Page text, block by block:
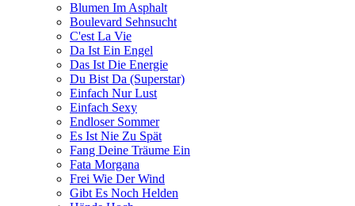
Blumen Im Asphalt
Boulevard Sehnsucht
C'est La Vie
Da Ist Ein Engel
Das Ist Die Energie
Du Bist Da (Superstar)
Einfach Nur Lust
Einfach Sexy
Endloser Sommer
Es Ist Nie Zu Spät
Fang Deine Träume Ein
Fata Morgana
Frei Wie Der Wind
Gibt Es Noch Helden